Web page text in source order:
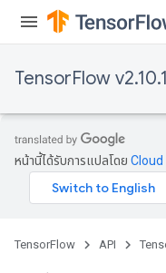
TensorFlow v2.10.1
หน้านี้ได้รับการแปลโดย Cloud
TensorFlow API